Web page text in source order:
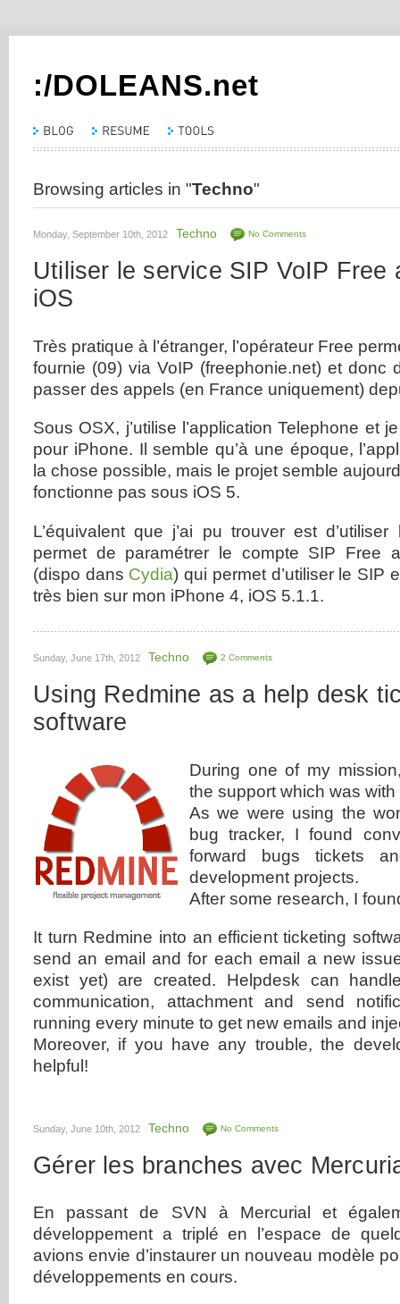
:/DOLEANS.net
Browsing articles in "Techno"
Monday, September 10th, 2012 Techno No Comments
Utiliser le service SIP VoIP Free
iOS
Très pratique à l’étranger, l’opérateur Free
fournie (09) via VoIP (freephonie.net) et donc
passer des appels (en France uniquement)
Sous OSX, j’utilise l’application Telephone et
pour iPhone. Il semble qu’à une époque,
la chose possible, mais le projet semble
fonctionne pas sous iOS 5.
L’équivalent que j’ai pu trouver est d’utiliser
permet de paramétrer le compte SIP Free
(dispo dans Cydia) qui permet d’utiliser le SIP
très bien sur mon iPhone 4, iOS 5.1.1.
Sunday, June 17th, 2012 Techno 2 Comments
Using Redmine as a help desk
software
During one of my
the support which was
As we were using the
bug tracker, I found
forward bugs tickets
development projects.
After some research, I
It turn Redmine into an efficient ticketing
send an email and for each email a new
exist yet) are created. Helpdesk can
communication, attachment and send
running every minute to get new emails and
Moreover, if you have any trouble, the
helpful!
Sunday, June 10th, 2012 Techno No Comments
Gérer les branches avec
En passant de SVN à Mercurial et
développement a triplé en l’espace de
avions envie d’instaurer un nouveau modèle
développements en cours.